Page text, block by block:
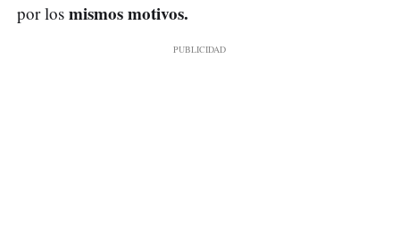
por los mismos motivos.